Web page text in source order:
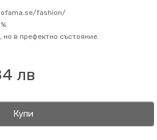
fashion/
в префектно състояние.
лв
Купи